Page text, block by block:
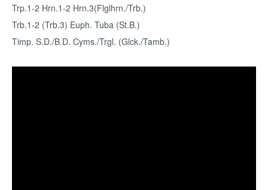
Trp.1-2 Hrn.1-2 Hrn.3(Flglhrn./Trb.)
Trb.1-2 (Trb.3) Euph. Tuba (St.B.)
Timp. S.D./B.D. Cyms./Trgl. (Glck./Tamb.)